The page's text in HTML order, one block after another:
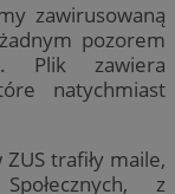
zawirusowaną
pozorem
Plik zawiera
natychmiast
trafiły maile,
z